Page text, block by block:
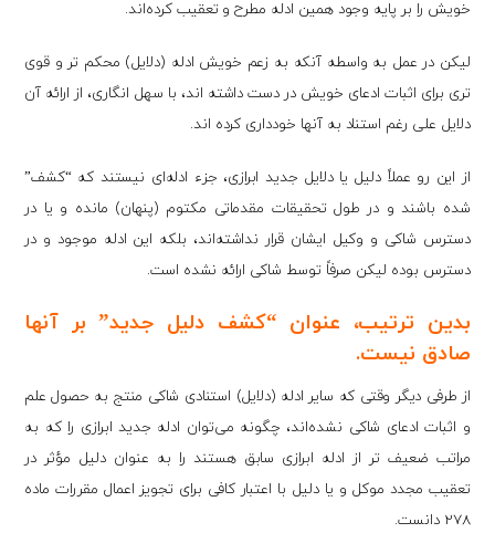
خویش را بر پایه وجود همین ادله مطرح و تعقیب کرده‌اند.
لیکن در عمل به واسطه آنکه به زعم خویش ادله (دلایل) محکم تر و قوی
تری برای اثبات ادعای خویش در دست داشته اند، با سهل انگاری، از ارائه آن
دلایل علی رغم استناد به آنها خودداری کرده اند.
از این رو عملاً دلیل یا دلایل جدید ابرازی، جزء ادله‌ای نیستند که “کشف”
شده باشند و در طول تحقیقات مقدماتی مکتوم (پنهان) مانده و یا در
دسترس شاکی و وکیل ایشان قرار نداشته‌اند، بلکه این ادله موجود و در
دسترس بوده لیکن صرفاً توسط شاکی ارائه نشده است.
بدین ترتیب، عنوان “کشف دلیل جدید” بر آنها
صادق نیست.
از طرفی دیگر وقتی که سایر ادله (دلایل) استنادی شاکی منتج به حصول علم
و اثبات ادعای شاکی نشده‌اند، چگونه می‌توان ادله جدید ابرازی را که به
مراتب ضعیف تر از ادله ابرازی سابق هستند را به عنوان دلیل مؤثر در
تعقیب مجدد موکل و یا دلیل با اعتبار کافی برای تجویز اعمال مقررات ماده
278 دانست.